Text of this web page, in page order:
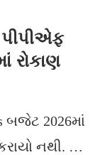
રોકાણ
બજેટ 2026માં
નથી. …